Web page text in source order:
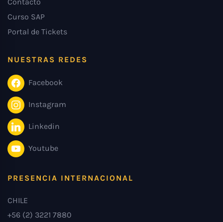
Curso SAP
Portal de Tickets
NUESTRAS REDES
Facebook
Instagram
Linkedin
Youtube
PRESENCIA INTERNACIONAL
CHILE
+56 (2) 3221 7880